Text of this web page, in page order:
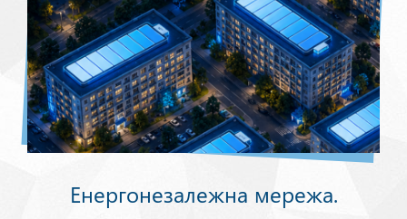
Енергонезалежна мережа.